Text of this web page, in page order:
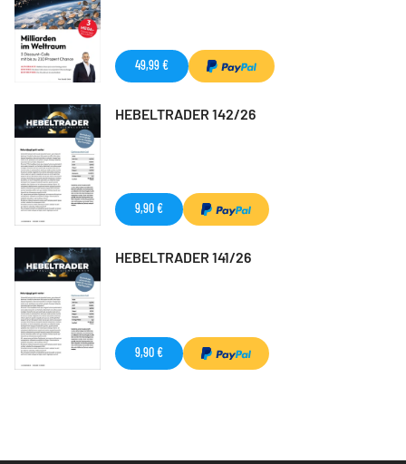
49,99 €
HEBELTRADER 142/26
9,90 €
HEBELTRADER 141/26
9,90 €